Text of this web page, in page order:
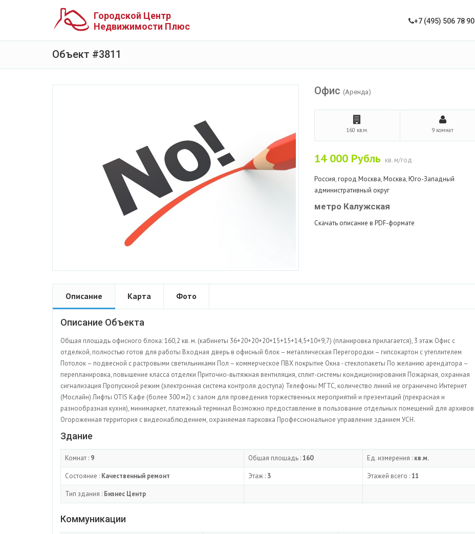
Городской Центр
Недвижимости Плюс
+7 (495) 506 78 90
Объект #3811
Офис (Аренда)
160 кв.м. 9 комнат
14 000 Рубль кв. м/год
Россия,город Москва,Москва,Юго-Западный
административный округ
метро Калужская
Скачать описание в PDF-формате
Описание Карта Фото
Описание Объекта
Общая площадь офисного блока: 160,2 кв. м. (кабинеты 36+20+20+20+15+15+14,5+10+9,7) (планировка прилагается), 3 этаж Офис с
отделкой, полностью готов для работы Входная дверь в офисный блок – металлическая Перегородки – гипсокартон с утеплителем
Потолок – подвесной с растровыми светильниками Пол – коммерческое ПВХ покрытие Окна - стеклопакеты По желанию арендатора –
перепланировка, повышение класса отделки Приточно-вытяжная вентиляция, сплит-системы кондиционирования Пожарная, охранная
сигнализация Пропускной режим (электронная система контроля доступа) Телефоны МГТС, количество линий не ограничено Интернет
(Мослайн) Лифты OTIS Кафе (более 300 м2) с залом для проведения торжественных мероприятий и презентаций (прекрасная и
разнообразная кухня), минимаркет, платежный терминал Возможно предоставление в пользование отдельных помещений для архивов
Огороженная территория с видеонаблюдением, охраняемая парковка Профессиональное управление зданием УСН.
Здание
Комнат : 9 Общая площадь :160 Ед. измерения : кв.м.
Состояние : Качественный ремонт Этаж : 3 Этажей всего :11
Тип здания : Бизнес Центр
Коммуникации